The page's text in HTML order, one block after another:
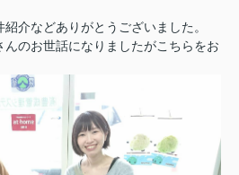
介などありがとうございました。
のお世話になりましたがこちらをお